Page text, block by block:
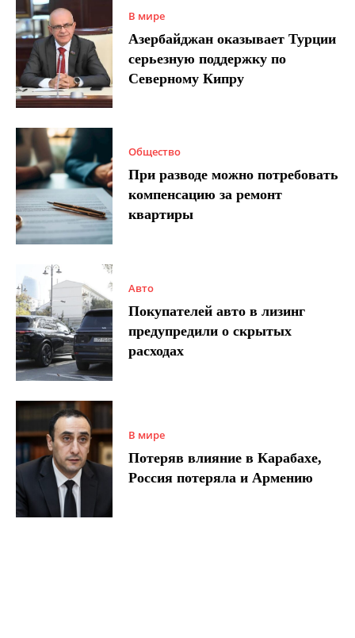
В мире
Азербайджан оказывает Турции
серьезную поддержку по
Северному Кипру
Общество
При разводе можно потребовать
компенсацию за ремонт
квартиры
Авто
Покупателей авто в лизинг
предупредили о скрытых
расходах
В мире
Потеряв влияние в Карабахе,
Россия потеряла и Армению